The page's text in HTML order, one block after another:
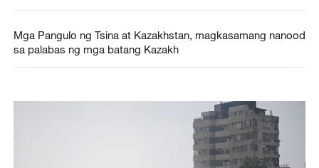
Mga Pangulo ng Tsina at Kazakhstan, magkasamang nanood
sa palabas ng mga batang Kazakh